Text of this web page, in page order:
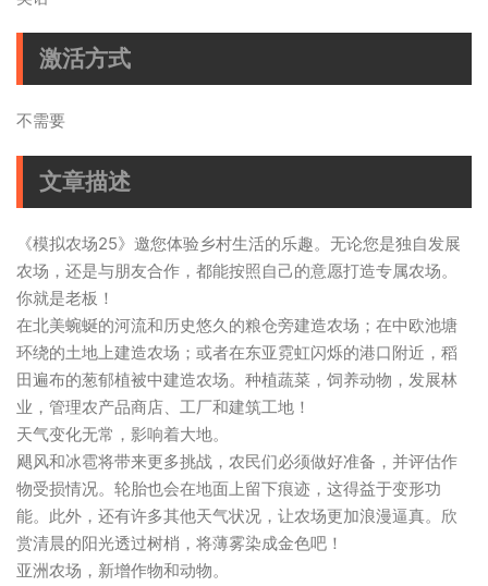
激活方式
不需要
文章描述
《模拟农场25》邀您体验乡村生活的乐趣。无论您是独自发展
农场，还是与朋友合作，都能按照自己的意愿打造专属农场。
你就是老板！
在北美蜿蜒的河流和历史悠久的粮仓旁建造农场；在中欧池塘
环绕的土地上建造农场；或者在东亚霓虹闪烁的港口附近，稻
田遍布的葱郁植被中建造农场。种植蔬菜，饲养动物，发展林
业，管理农产品商店、工厂和建筑工地！
天气变化无常，影响着大地。
飓风和冰雹将带来更多挑战，农民们必须做好准备，并评估作
物受损情况。轮胎也会在地面上留下痕迹，这得益于变形功
能。此外，还有许多其他天气状况，让农场更加浪漫逼真。欣
赏清晨的阳光透过树梢，将薄雾染成金色吧！
亚洲农场，新增作物和动物。